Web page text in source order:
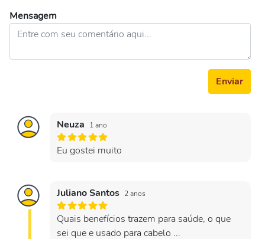
Mensagem
Enviar
Neuza 1 ano
Eu gostei muito
Juliano Santos 2 anos
Quais benefícios trazem para saúde, o que
sei que e usado para cabelo ...